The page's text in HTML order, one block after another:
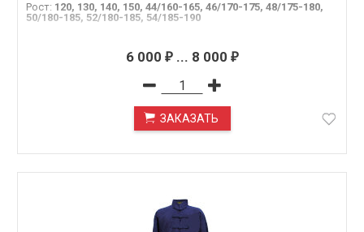
Рост: 120, 130, 140, 150, 44/160-165, 46/170-175, 48/175-180,
50/180-185, 52/180-185, 54/185-190
6 000 ₽... 8 000 ₽
ЗАКАЗАТЬ